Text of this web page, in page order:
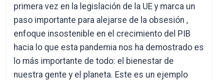
primera vez en la legislación de la UE y marca un
paso importante para alejarse de la obsesión ,
enfoque insostenible en el crecimiento del PIB
hacia lo que esta pandemia nos ha demostrado es
lo más importante de todo: el bienestar de
nuestra gente y el planeta. Este es un ejemplo